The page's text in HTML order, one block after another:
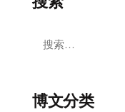
博文分类